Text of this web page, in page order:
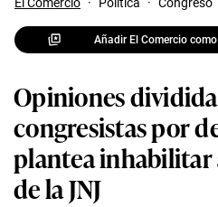
Añadir El Comercio
Opiniones
congresistas por
plantea inhabilitar
de la JNJ